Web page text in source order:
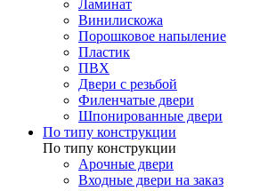
Ламинат
Винилискожа
Порошковое напыление
Пластик
ПВХ
Двери с резьбой
Филенчатые двери
Шпонированные двери
По типу конструкции
По типу конструкции
Арочные двери
Входные двери на заказ